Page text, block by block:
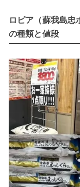
ロピア（蘇我島
の種類と値段